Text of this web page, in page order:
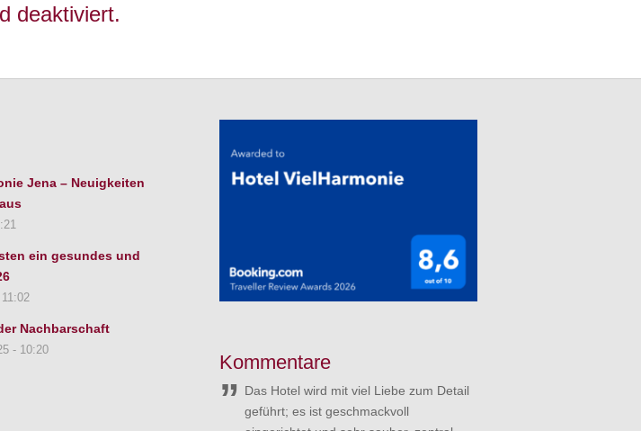
deaktiviert.
Jena – Neuigkeiten
ein gesundes und
Nachbarschaft
- 10:20
Kommentare
Das Hotel wird mit viel Liebe zum Detail
geführt; es ist geschmackvoll